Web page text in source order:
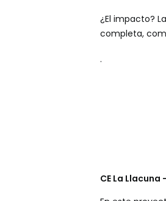
¿El impacto?
completa,
.
CE La